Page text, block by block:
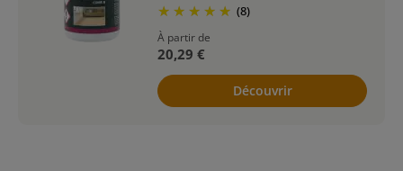
(8)
À partir de
20,29 €
Découvrir